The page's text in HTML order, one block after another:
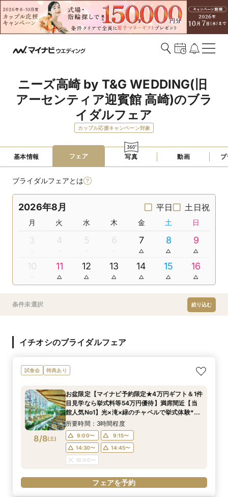
ニーズ高崎 by T&G WEDDING(旧
アーセンティア迎賓館 高崎)のブラ
イダルフェア
カップル応援キャンペーン対象
基本情報 フェア 写真 動画
ブライダルフェアとは
2026年8月 平日 土日祝
月 火 水 木 金 土 日
3 4 5 6 7 8 9
10 11 12 13 14 15 16
条件未選択 絞り込む
イチオシのブライダルフェア
試食会 特典あり
8/8(土)
お盆限定【マイナビ予約限定★4万円ギフト＆1件
目見学なら挙式料等54万円優待】満席間近【当
館人気No1】光×滝×緑のチャペルで挙式体験*上
州牛試食
所要時間：3時間程度
9:00〜
9:15〜
14:30〜
14:45〜
18:00〜
フェアを予約